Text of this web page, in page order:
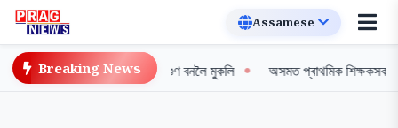
Breaking News
সৰুঠোঁটৰ শগুণ বনলৈ মুকলি অসমত প্ৰাথমিক শিক্ষকসকলৰ ব্যাপক ধৰ্ণা,